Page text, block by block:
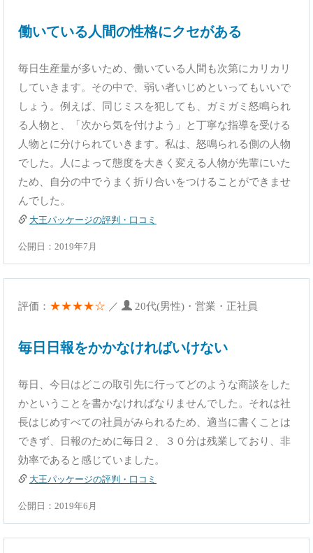
働いている人間の性格にクセがある
毎日生産量が多いため、働いている人間も次第にカリカリ
していきます。その中で、弱い者いじめといってもいいで
しょう。例えば、同じミスを犯しても、ガミガミ怒鳴られ
る人物と、「次から気を付けよう」と丁寧な指導を受ける
人物とに分けられていきます。私は、怒鳴られる側の人物
でした。人によって態度を大きく変える人物が先輩にいた
ため、自分の中でうまく折り合いをつけることができませ
んでした。
大王パッケージの評判・口コミ
公開日：2019年7月
評価： ★★★★☆ ／ 20代(男性)・営業・正社員
毎日日報をかかなければいけない
毎日、今日はどこの取引先に行ってどのような商談をした
かということを書かなければなりませんでした。それは社
長はじめすべての社員がみられるため、適当に書くことは
できず、日報のために毎日２、３０分は残業しており、非
効率であると感じていました。
大王パッケージの評判・口コミ
公開日：2019年6月